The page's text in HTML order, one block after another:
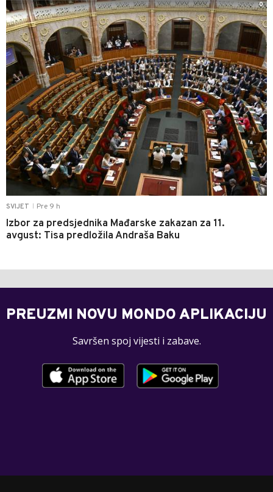
SVIJET Pre 9 h
Izbor za predsjednika Mađarske zakazan za 11.
avgust: Tisa predložila Andraša Baku
0
PREUZMI NOVU MONDO APLIKACIJU
Savršen spoj vijesti i zabave.